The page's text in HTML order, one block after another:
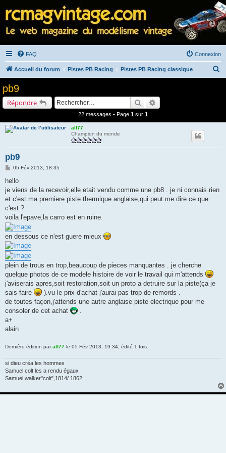
FAQ Connexion
Accueil du forum Pistes PB Racing Pistes PB Racing classique
pb9
Répondre Rechercher
22 messages • Page 1 sur 1
alf77
Champion du monde
pb9
M
s
a
g
05 Fév 2013, 18:35
hello
je viens de la recevoir,elle etait vendu comme une pb8 . je ni connais rien
et c'est ma premiere piste thermique anglaise,qui peut me dire ce que
c'est ?.
voila l'epave,la carro est en ruine.
en dessous ce n'est guere mieux
plein de trous en trop,beaucoup de pieces manquantes . je cherche
quelque photos de ce modele histoire de voir le travail qui m'attends
j'aviserais apres,soit restoration,soit un proto a detruire sur la piste(ça je
sais faire
).vu le prix d'achat j'aurai pas trop de remords .
de toutes façon,j'attends une autre anglaise piste electrique pour me
consoler de cet achat
a+
alain
Dernière édition paralf77 le 05 Fév 2013, 19:34, édité 1 fois.
si dieu créa les hommes
Samuel colt les a rendu égaux
Samuel walker"colt",1814/ 1862